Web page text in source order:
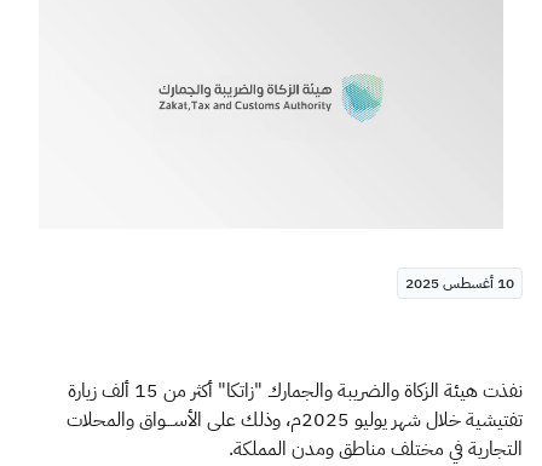
10 أغسطس 2025
​نفذت هيئة الزكاة والضريبة والجمارك "زاتكا" أكثر من 15 ألف زيارة
تفتيشية خلال شهر يوليو 2025م، وذلك على الأســـواق والمحلات
التجارية في مختلف مناطق ومدن المملكة.